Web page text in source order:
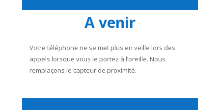
A venir
Votre téléphone ne se met plus en veille lors des
appels lorsque vous le portez à l’oreille. Nous
remplaçons le capteur de proximité.